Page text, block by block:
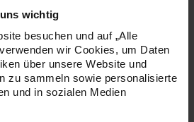
wichtig
besuchen und auf „Alle
wir Cookies, um Daten
über unsere Website und
zu sammeln sowie personalisierte
und in sozialen Medien
noodles Textilgarn
Beigetöne
ca. 500-700g
13,99 €